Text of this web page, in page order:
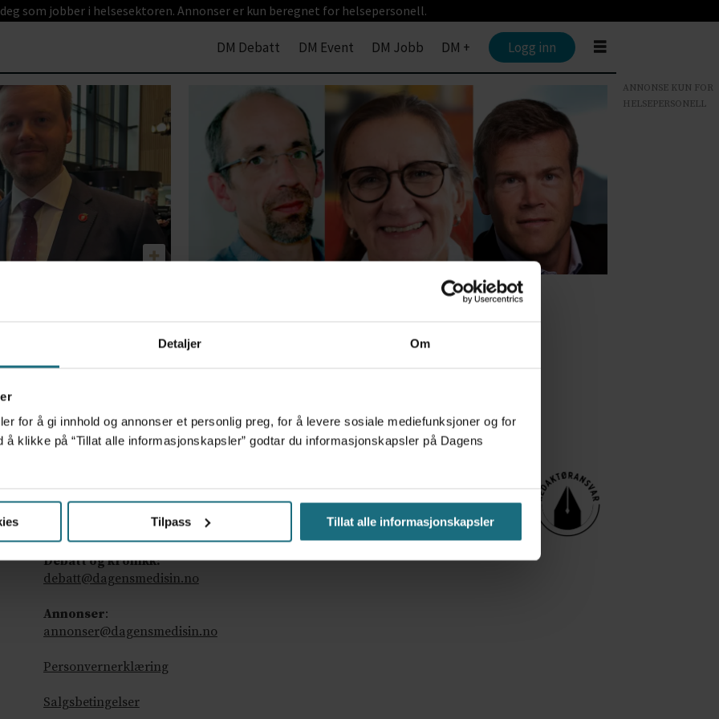
Detaljer Om
for å gi innhold og annonser et personlig preg, for å levere sosiale mediefunksjoner og for
å klikke på “Tillat alle informasjonskapsler” godtar du informasjonskapsler på Dagens
Tilpass Tillat alle informasjonskapsler
som jobber i helsesektoren. Annonser er kun beregnet for helsepersonell.
DM Debatt DM Event DM Jobb DM + Logg inn
Til forsvar for en felles, norsk
helsetjeneste
ANNONSE KUN FOR
HELSEPERSONELL
Tips oss:
tips@dagensmedisin.no
Debatt og kronikk:
debatt@dagensmedisin.no
Annonser:
annonser@dagensmedisin.no
Personvernerklæring
Salgsbetingelser